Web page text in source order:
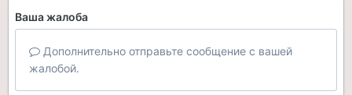
Ваша жалоба
Дополнительно отправьте сообщение с вашей
жалобой.